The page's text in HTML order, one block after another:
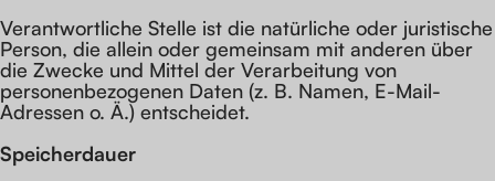
Verantwortliche Stelle ist die natürliche oder juristische
Person, die allein oder gemeinsam mit anderen über
die Zwecke und Mittel der Verarbeitung von
personenbezogenen Daten (z. B. Namen, E-Mail-
Adressen o. Ä.) entscheidet.
Speicherdauer